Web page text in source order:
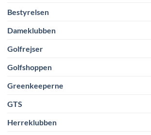
Bestyrelsen
Dameklubben
Golfrejser
Golfshoppen
Greenkeeperne
GTS
Herreklubben